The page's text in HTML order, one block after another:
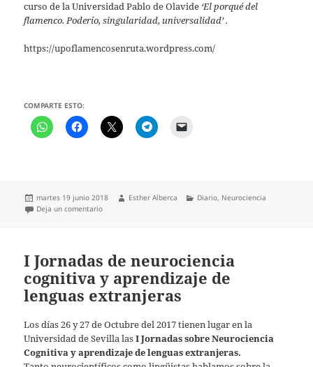
curso de la Universidad Pablo de Olavide ‘El porqué del
flamenco. Poderío, singularidad, universalidad’ .
https://upoflamencosenruta.wordpress.com/
COMPARTE ESTO:
Publicado
el
martes 19 junio 2018 Autor
Esther Alberca Categorías
Diario, Neurociencia
Deja un comentarioen Al toque y a las palmas: el cerebro
I Jornadas de neurociencia
cognitiva y aprendizaje de
lenguas extranjeras
Los días 26 y 27 de Octubre del 2017 tienen lugar en la
Universidad de Sevilla lasI Jornadas sobre Neurociencia
Cognitiva y aprendizaje de lenguas extranjeras.